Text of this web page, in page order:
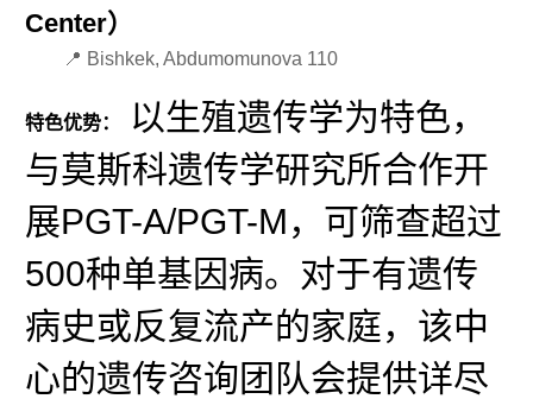
Center）
📍 Bishkek, Abdumomunova 110
特色优势：
以生殖遗传学为特色，
与莫斯科遗传学研究所合作开
展PGT-A/PGT-M，可筛查超过
500种单基因病。对于有遗传
病史或反复流产的家庭，该中
心的遗传咨询团队会提供详尽